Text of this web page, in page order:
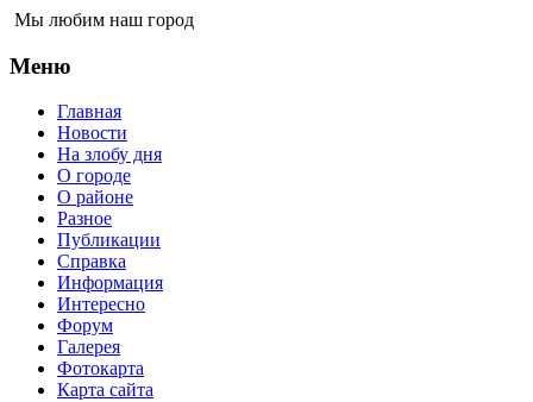
Мы любим наш город
Меню
Главная
Новости
На злобу дня
О городе
О районе
Разное
Публикации
Справка
Информация
Интересно
Форум
Галерея
Фотокарта
Карта сайта